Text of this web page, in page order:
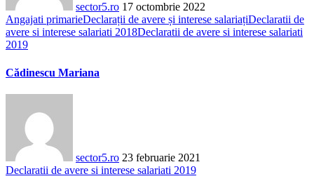
sector5.ro 17 octombrie 2022
Angajati primarieDeclarații de avere și interese salariațiDeclaratii de
avere si interese salariati 2018Declaratii de avere si interese salariati
2019
Cădinescu Mariana
sector5.ro 23 februarie 2021
Declaratii de avere si interese salariati 2019